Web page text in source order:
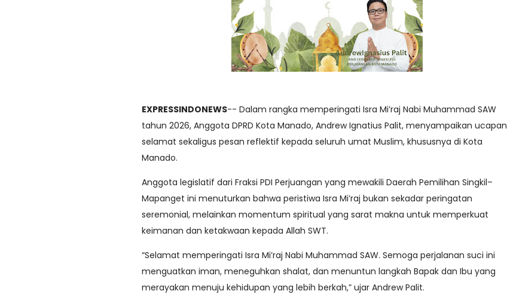
EXPRESSINDONEWS-- Dalam rangka memperingati Isra Mi’raj Nabi Muhammad SAW
tahun 2026, Anggota DPRD Kota Manado, Andrew Ignatius Palit, menyampaikan ucapan
selamat sekaligus pesan reflektif kepada seluruh umat Muslim, khususnya di Kota
Manado.
Anggota legislatif dari Fraksi PDI Perjuangan yang mewakili Daerah Pemilihan Singkil–
Mapanget ini menuturkan bahwa peristiwa Isra Mi’raj bukan sekadar peringatan
seremonial, melainkan momentum spiritual yang sarat makna untuk memperkuat
keimanan dan ketakwaan kepada Allah SWT.
“Selamat memperingati Isra Mi’raj Nabi Muhammad SAW. Semoga perjalanan suci ini
menguatkan iman, meneguhkan shalat, dan menuntun langkah Bapak dan Ibu yang
merayakan menuju kehidupan yang lebih berkah,” ujar Andrew Palit.